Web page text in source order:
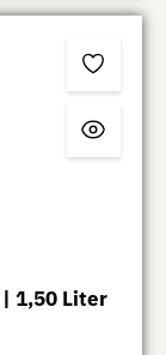
1,50 Liter